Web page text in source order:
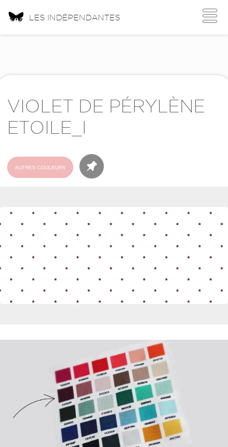
Toggle
LES INDÉPENDANTES
VIOLET DE PÉRYLÈNE
ETOILE_I
AUTRES COULEURS